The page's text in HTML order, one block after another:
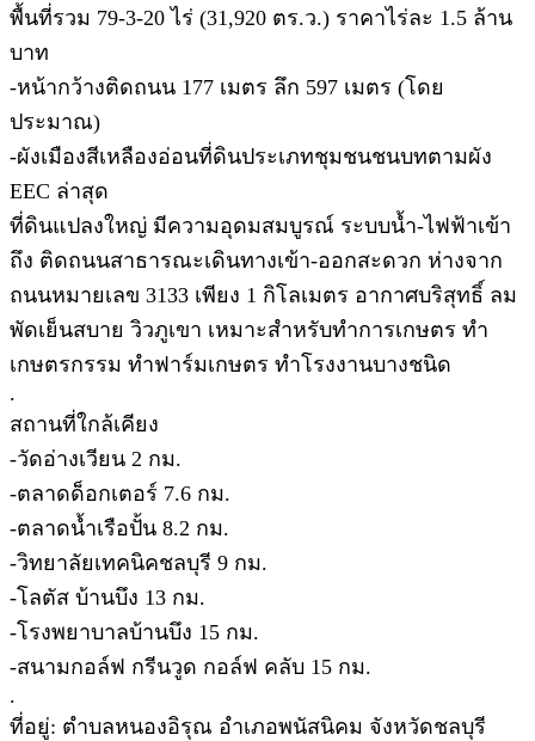
พื้นที่รวม 79-3-20 ไร่ (31,920 ตร.ว.) ราคาไร่ละ 1.5 ล้าน
บาท
-หน้ากว้างติดถนน 177 เมตร ลึก 597 เมตร (โดย
ประมาณ)
-ผังเมืองสีเหลืองอ่อนที่ดินประเภทชุมชนชนบทตามผัง
EEC ล่าสุด
ที่ดินแปลงใหญ่ มีความอุดมสมบูรณ์ ระบบน้ำ-ไฟฟ้าเข้า
ถึง ติดถนนสาธารณะเดินทางเข้า-ออกสะดวก ห่างจาก
ถนนหมายเลข 3133 เพียง 1 กิโลเมตร อากาศบริสุทธิ์ ลม
พัดเย็นสบาย วิวภูเขา เหมาะสำหรับทำการเกษตร ทำ
เกษตรกรรม ทำฟาร์มเกษตร ทำโรงงานบางชนิด
.
สถานที่ใกล้เคียง
-วัดอ่างเวียน 2 กม.
-ตลาดด็อกเตอร์ 7.6 กม.
-ตลาดน้ำเรือปั้น 8.2 กม.
-วิทยาลัยเทคนิคชลบุรี 9 กม.
-โลตัส บ้านบึง 13 กม.
-โรงพยาบาลบ้านบึง 15 กม.
-สนามกอล์ฟ กรีนวูด กอล์ฟ คลับ 15 กม.
.
ที่อยู่: ตำบลหนองอิรุณ อำเภอพนัสนิคม จังหวัดชลบุรี